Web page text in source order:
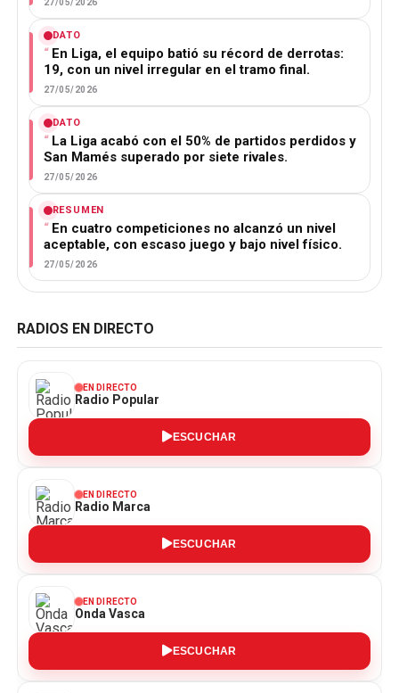
27/05/2026
DATO
En Liga, el equipo batió su récord de derrotas:
19, con un nivel irregular en el tramo final.
27/05/2026
DATO
La Liga acabó con el 50% de partidos perdidos y
San Mamés superado por siete rivales.
27/05/2026
RESUMEN
En cuatro competiciones no alcanzó un nivel
aceptable, con escaso juego y bajo nivel físico.
27/05/2026
RADIOS EN DIRECTO
EN DIRECTO
Radio Popular
ESCUCHAR
EN DIRECTO
Radio Marca
ESCUCHAR
EN DIRECTO
Onda Vasca
ESCUCHAR